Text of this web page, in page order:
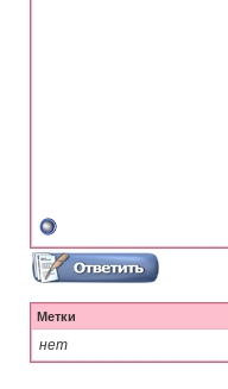
Метки
нет